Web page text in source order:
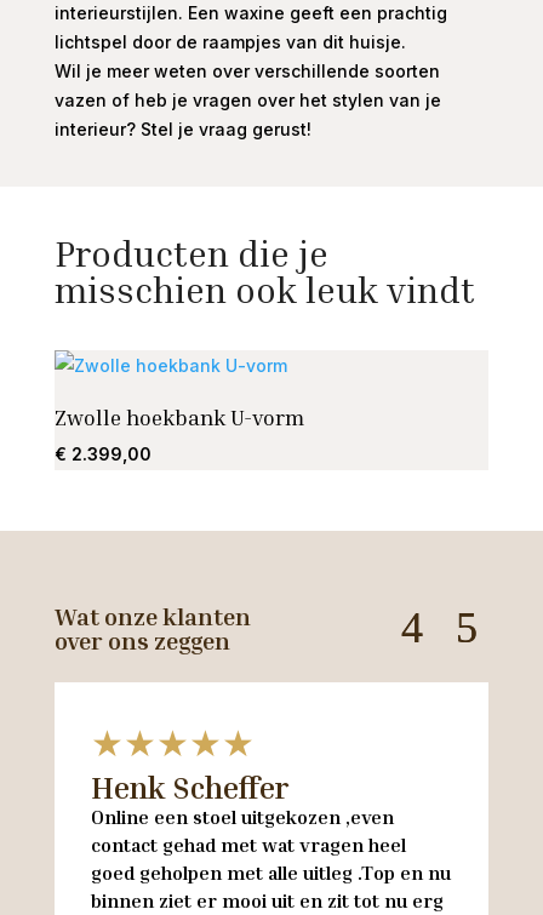
interieurstijlen. Een waxine geeft een prachtig
lichtspel door de raampjes van dit huisje.
Wil je meer weten over verschillende soorten
vazen of heb je vragen over het stylen van je
interieur? Stel je vraag gerust!
Producten die je
misschien ook leuk vindt
Zwolle hoekbank U-vorm
€ 2.399,00
Wat onze klanten
over ons zeggen
★★★★★
Henk Scheffer
Online een stoel uitgekozen ,even
contact gehad met wat vragen heel
goed geholpen met alle uitleg .Top en nu
binnen ziet er mooi uit en zit tot nu erg